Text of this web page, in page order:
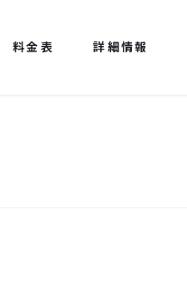
料金表 詳細情報